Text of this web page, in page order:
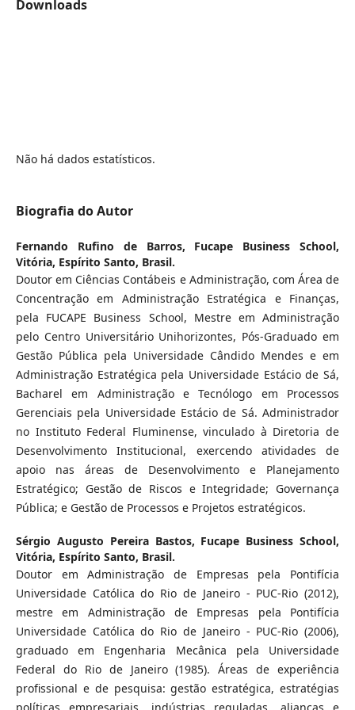
Downloads
Não há dados estatísticos.
Biografia do Autor
Fernando Rufino de Barros, Fucape Business School,
Vitória, Espírito Santo, Brasil.
Doutor em Ciências Contábeis e Administração, com Área de
Concentração em Administração Estratégica e Finanças,
pela FUCAPE Business School, Mestre em Administração
pelo Centro Universitário Unihorizontes, Pós-Graduado em
Gestão Pública pela Universidade Cândido Mendes e em
Administração Estratégica pela Universidade Estácio de Sá,
Bacharel em Administração e Tecnólogo em Processos
Gerenciais pela Universidade Estácio de Sá. Administrador
no Instituto Federal Fluminense, vinculado à Diretoria de
Desenvolvimento Institucional, exercendo atividades de
apoio nas áreas de Desenvolvimento e Planejamento
Estratégico; Gestão de Riscos e Integridade; Governança
Pública; e Gestão de Processos e Projetos estratégicos.
Sérgio Augusto Pereira Bastos, Fucape Business School,
Vitória, Espírito Santo, Brasil.
Doutor em Administração de Empresas pela Pontifícia
Universidade Católica do Rio de Janeiro - PUC-Rio (2012),
mestre em Administração de Empresas pela Pontifícia
Universidade Católica do Rio de Janeiro - PUC-Rio (2006),
graduado em Engenharia Mecânica pela Universidade
Federal do Rio de Janeiro (1985). Áreas de experiência
profissional e de pesquisa: gestão estratégica, estratégias